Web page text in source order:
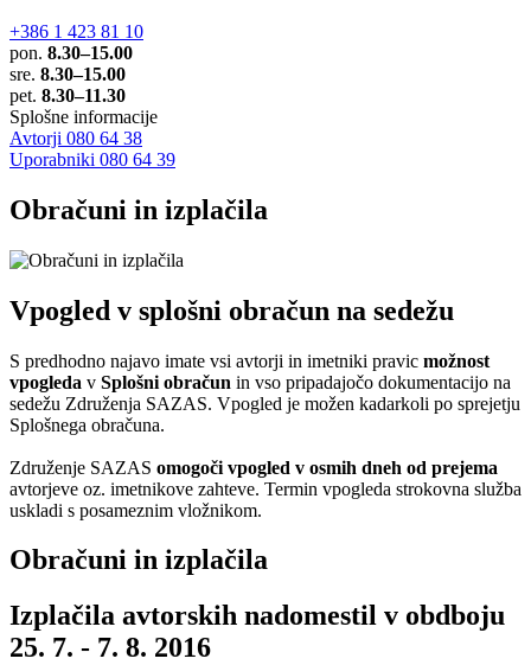
+386 1 423 81 10
pon. 8.30–15.00
sre. 8.30–15.00
pet. 8.30–11.30
Splošne informacije
Avtorji 080 64 38
Uporabniki 080 64 39
Obračuni in izplačila
Vpogled v splošni obračun na sedežu
S predhodno najavo imate vsi avtorji in imetniki pravic možnost
vpogleda v Splošni obračun in vso pripadajočo dokumentacijo na
sedežu Združenja SAZAS. Vpogled je možen kadarkoli po sprejetju
Splošnega obračuna.
Združenje SAZAS omogoči vpogled v osmih dneh od prejema
avtorjeve oz. imetnikove zahteve. Termin vpogleda strokovna služba
uskladi s posameznim vložnikom.
Obračuni in izplačila
Izplačila avtorskih nadomestil v obdboju
25. 7. - 7. 8. 2016